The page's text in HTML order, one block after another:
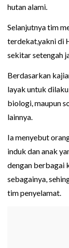
hutan alami.
Selanjutnya tim
terdekat,yakni di
sekitar setengah
Berdasarkan
layak untuk
biologi, maupun
lainnya.
Ia menyebut
induk dan anak
dengan berbagai
sebagainya,
tim penyelamat.